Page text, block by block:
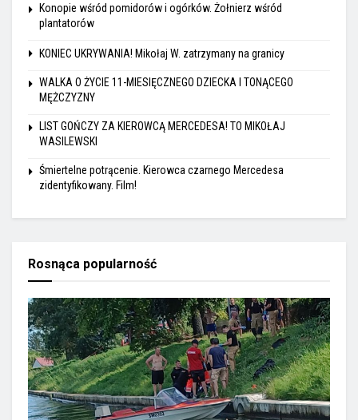
Konopie wśród pomidorów i ogórków. Żołnierz wśród
plantatorów
KONIEC UKRYWANIA! Mikołaj W. zatrzymany na granicy
WALKA O ŻYCIE 11-MIESIĘCZNEGO DZIECKA I TONĄCEGO
MĘŻCZYZNY
LIST GOŃCZY ZA KIEROWCĄ MERCEDESA! TO MIKOŁAJ
WASILEWSKI
Śmiertelne potrącenie. Kierowca czarnego Mercedesa
zidentyfikowany. Film!
Rosnąca popularność